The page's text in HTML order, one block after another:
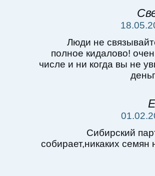
Люди не
полное кидалово!
числе и ни когда вы не
Сибирский
собирает,никаких